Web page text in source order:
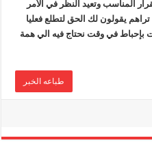
المناسب وتعيد النظر في الأمر
يقولون لك الحق لتطلع فعليا
بإحباط في وقت نحتاج فيه الي همة
طباعه الخبر